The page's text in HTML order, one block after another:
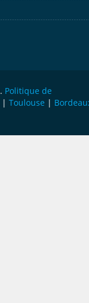
. Politique de
| Toulouse |